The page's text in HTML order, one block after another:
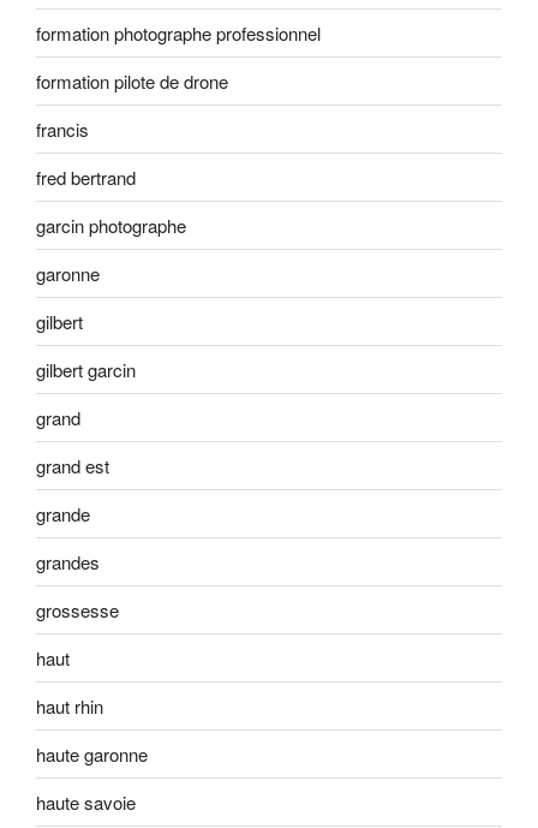
formation photographe professionnel
formation pilote de drone
francis
fred bertrand
garcin photographe
garonne
gilbert
gilbert garcin
grand
grand est
grande
grandes
grossesse
haut
haut rhin
haute garonne
haute savoie